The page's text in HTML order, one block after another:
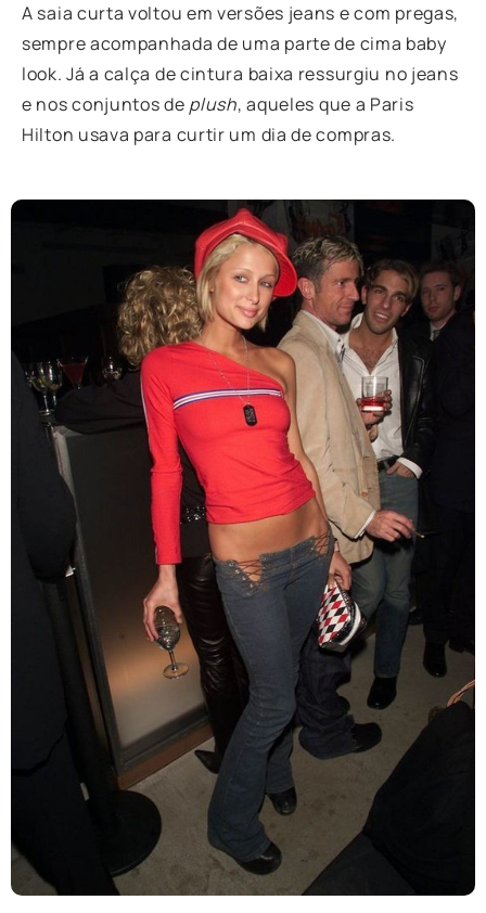
A saia curta voltou em versões jeans e com pregas,
sempre acompanhada de uma parte de cima baby
look. Já a calça de cintura baixa ressurgiu no jeans
e nos conjuntos de plush, aqueles que a Paris
Hilton usava para curtir um dia de compras.